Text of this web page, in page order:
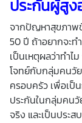
ประกันผู้สูง
จากปัญหาสุขภาพข้
50 ปี ถ้าอยากจะท
เป็นเหตุผลว่าทำไ
โจทย์กับกลุ่มคนวั
ครอบครัว เพื่อเป็
ประกันในกลุ่มคน
จริง และเป็นประ